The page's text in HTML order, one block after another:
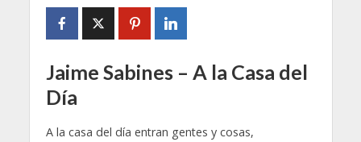
Jaime Sabines – A la Casa del
Día
A la casa del día entran gentes y cosas,